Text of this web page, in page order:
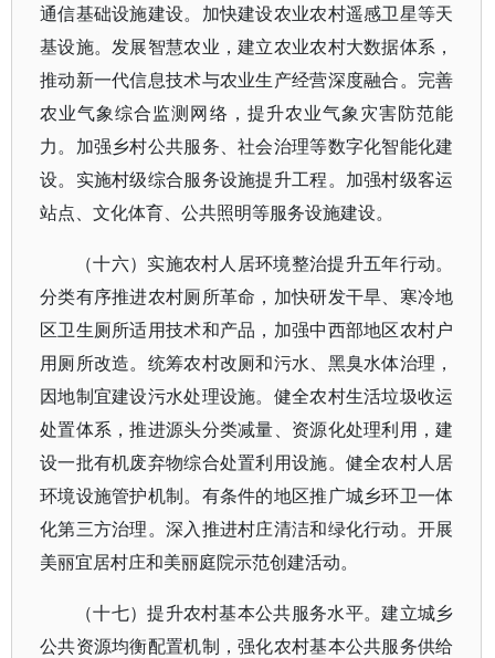
通信基础设施建设。加快建设农业农村遥感卫星等天
基设施。发展智慧农业，建立农业农村大数据体系，
推动新一代信息技术与农业生产经营深度融合。完善
农业气象综合监测网络，提升农业气象灾害防范能
力。加强乡村公共服务、社会治理等数字化智能化建
设。实施村级综合服务设施提升工程。加强村级客运
站点、文化体育、公共照明等服务设施建设。
（十六）实施农村人居环境整治提升五年行动。
分类有序推进农村厕所革命，加快研发干旱、寒冷地
区卫生厕所适用技术和产品，加强中西部地区农村户
用厕所改造。统筹农村改厕和污水、黑臭水体治理，
因地制宜建设污水处理设施。健全农村生活垃圾收运
处置体系，推进源头分类减量、资源化处理利用，建
设一批有机废弃物综合处置利用设施。健全农村人居
环境设施管护机制。有条件的地区推广城乡环卫一体
化第三方治理。深入推进村庄清洁和绿化行动。开展
美丽宜居村庄和美丽庭院示范创建活动。
（十七）提升农村基本公共服务水平。建立城乡
公共资源均衡配置机制，强化农村基本公共服务供给